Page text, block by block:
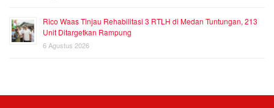
Rico Waas Tinjau Rehabilitasi 3 RTLH di Medan Tuntungan, 213
Unit Ditargetkan Rampung
6 Agustus 2026